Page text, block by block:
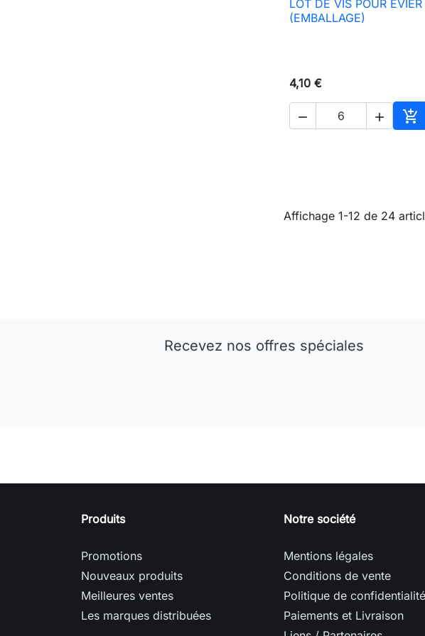
 Aperçu rapide
LOT DE VIS POUR ÉVIER
(EMBALLAGE)
4,10 €
  
Affichage 1-12 de 24
Recevez nos offres spéciales
Produits
Promotions
Nouveaux produits
Meilleures ventes
Les marques distribuées
Notre société
Mentions légales
Conditions de vente
Politique de confidentialité
Paiements et Livraison